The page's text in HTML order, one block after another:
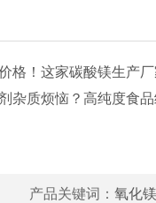
格！这家碳酸镁生产厂
杂质烦恼？高纯度食
产品关键词： 氧化镁